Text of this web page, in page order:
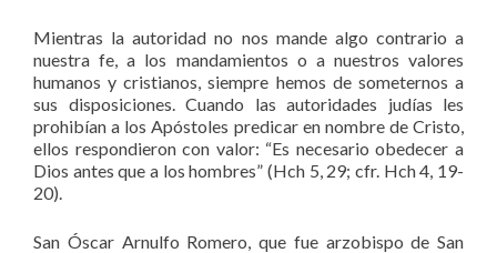
Mientras la autoridad no nos mande algo contrario a
nuestra fe, a los mandamientos o a nuestros valores
humanos y cristianos, siempre hemos de someternos a
sus disposiciones. Cuando las autoridades judías les
prohibían a los Apóstoles predicar en nombre de Cristo,
ellos respondieron con valor: “Es necesario obedecer a
Dios antes que a los hombres” (Hch 5, 29; cfr. Hch 4, 19-
20).
San Óscar Arnulfo Romero, que fue arzobispo de San